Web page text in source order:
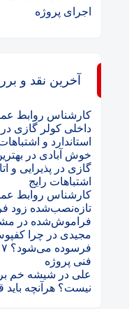
اجرای پروژه
آخرین نقد و
کارشناس روابط
داخلی کولر گازی در
استاندارد و
خوش آبادی در
گازی در پذیرایی و
اشتباهات رایج
کارشناس روابط
فراموش‌شده در
مجیدی در چرا
فنی پروژه
علی در شیشه خم
نیست؟ هرآنچه باید